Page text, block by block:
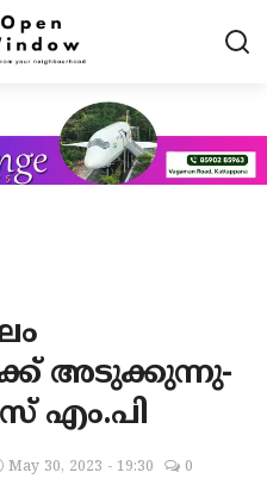
അടുക്കുന്നു-
എം.പി
May 30, 2023 - 19:30 0